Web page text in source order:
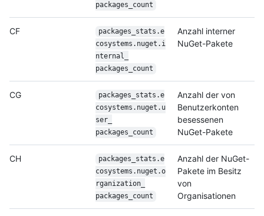
packages_count
CF
packages_stats.e
cosystems.nuget.i
nternal_
packages_count
Anzahl interner
NuGet-Pakete
CG
packages_stats.e
cosystems.nuget.u
ser_
packages_count
Anzahl der von
Benutzerkonten
besessenen
NuGet-Pakete
CH
packages_stats.e
cosystems.nuget.o
rganization_
packages_count
Anzahl der NuGet-
Pakete im Besitz
von
Organisationen